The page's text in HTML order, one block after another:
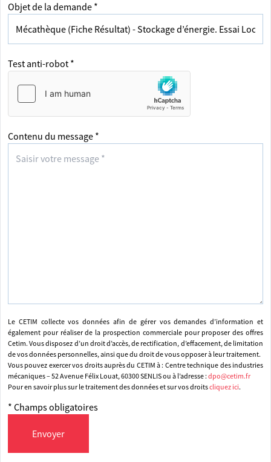
Objet de la demande *
Test anti-robot *
Contenu du message *
Le CETIM collecte vos données afin de gérer vos demandes d’information et
également pour réaliser de la prospection commerciale pour proposer des offres
Cetim. Vous disposez d’un droit d’accès, de rectification, d’effacement, de limitation
de vos données personnelles, ainsi que du droit de vous opposer à leur traitement.
Vous pouvez exercer vos droits auprès du CETIM à : Centre technique des industries
mécaniques – 52 Avenue Félix Louat, 60300 SENLIS ou à l’adresse : dpo@cetim.fr
Pour en savoir plus sur le traitement des données et sur vos droitscliquez ici.
* Champs obligatoires
Envoyer